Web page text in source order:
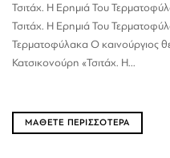
Τσιτάχ. Η Ερημιά Του
Τσιτάχ. Η Ερημιά Του
Τερματοφύλακα Ο καινούργιος
Κατσικονούρη «Τσιτάχ. Η...
ΜΑΘΕΤΕ ΠΕΡΙΣΣΟΤΕΡΑ